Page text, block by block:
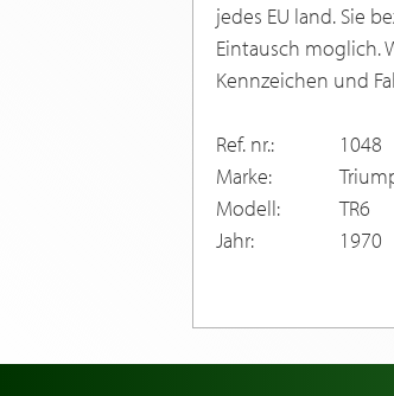
jedes EU land. Sie
Eintausch moglich.
Kennzeichen und
Ref. nr.:
1048
Marke:
Modell:
TR6
Jahr:
1970